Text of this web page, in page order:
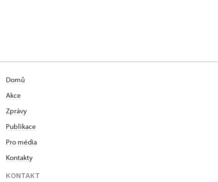
Domů
Akce
Zprávy
Publikace
Pro média
Kontakty
KONTAKT